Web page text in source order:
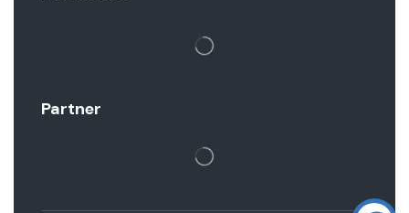
Partner